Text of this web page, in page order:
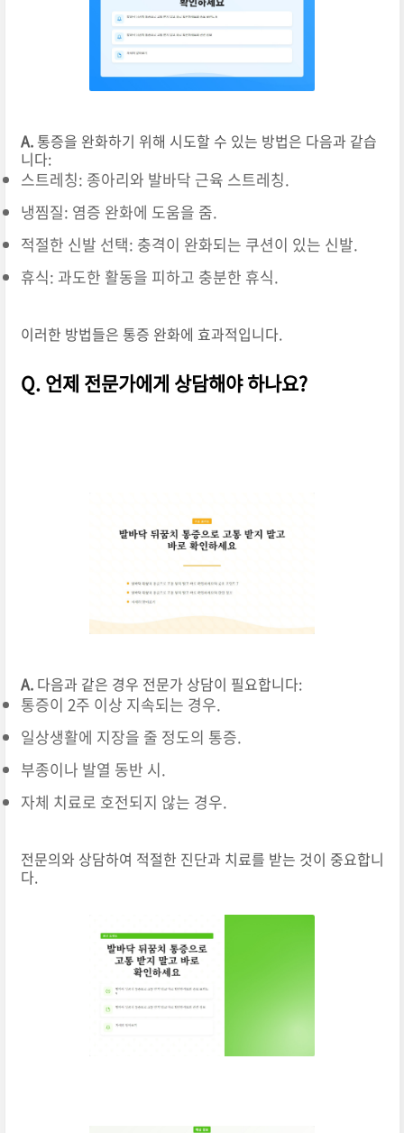
A.통증을 완화하기 위해 시도할 수 있는 방법은 다음과 같습
니다:
스트레칭: 종아리와 발바닥 근육 스트레칭.
냉찜질: 염증 완화에 도움을 줌.
적절한 신발 선택: 충격이 완화되는 쿠션이 있는 신발.
휴식: 과도한 활동을 피하고 충분한 휴식.
이러한 방법들은 통증 완화에 효과적입니다.
Q. 언제 전문가에게 상담해야 하나요?
A.다음과 같은 경우 전문가 상담이 필요합니다:
통증이 2주 이상 지속되는 경우.
일상생활에 지장을 줄 정도의 통증.
부종이나 발열 동반 시.
자체 치료로 호전되지 않는 경우.
전문의와 상담하여 적절한 진단과 치료를 받는 것이 중요합니
다.